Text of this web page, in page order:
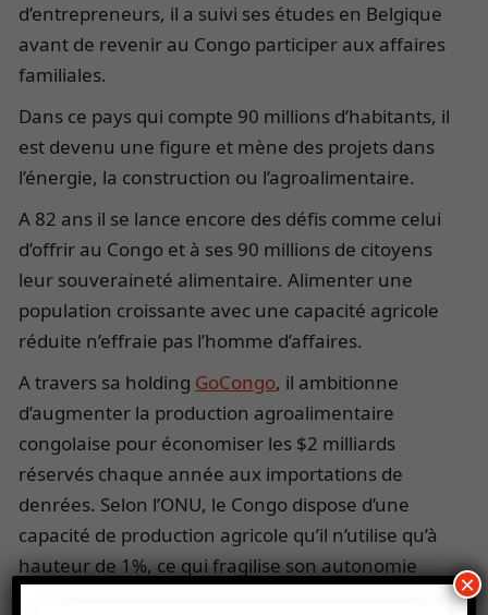
d’entrepreneurs, il a suivi ses études en Belgique
avant de revenir au Congo participer aux affaires
familiales.
Dans ce pays qui compte 90 millions d’habitants, il
est devenu une figure et mène des projets dans
l’énergie, la construction ou l’agroalimentaire.
A 82 ans il se lance encore des défis comme celui
d’offrir au Congo et à ses 90 millions de citoyens
leur souveraineté alimentaire. Alimenter une
population croissante avec une capacité agricole
réduite n’effraie pas l’homme d’affaires.
A travers sa holding GoCongo, il ambitionne
d’augmenter la production agroalimentaire
congolaise pour économiser les $2 milliards
réservés chaque année aux importations de
denrées. Selon l’ONU, le Congo dispose d’une
capacité de production agricole qu’il n’utilise qu’à
hauteur de 1%, ce qui fragilise son autonomie
×